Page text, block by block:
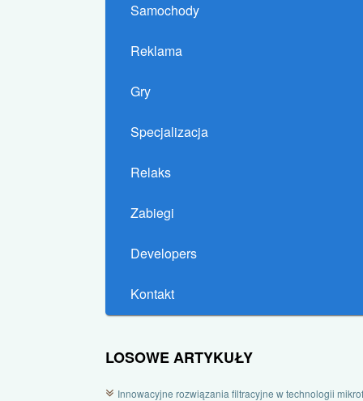
Samochody
Reklama
Gry
Specjalizacja
Relaks
Zabiegi
Developers
Kontakt
LOSOWE ARTYKUŁY
Innowacyjne rozwiązania filtracyjne w technologii